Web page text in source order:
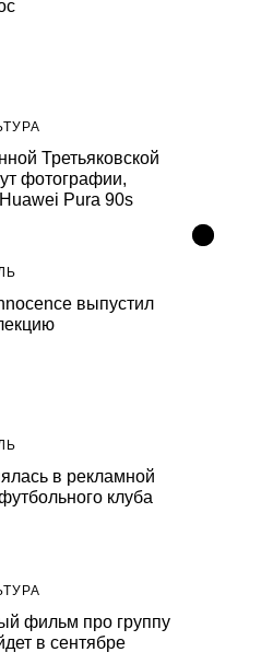
Третьяковской
фотографии,
Pura 90s
выпустил
в рекламной
клуба
фильм про группу
в сентябре